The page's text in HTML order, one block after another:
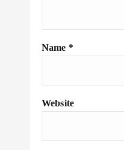
Name *
Website